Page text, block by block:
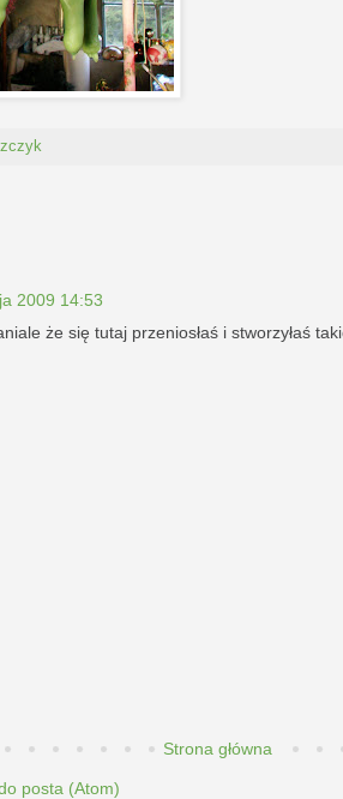
2009 14:53
że się tutaj przeniosłaś i stworzyłaś
Strona główna
posta (Atom)